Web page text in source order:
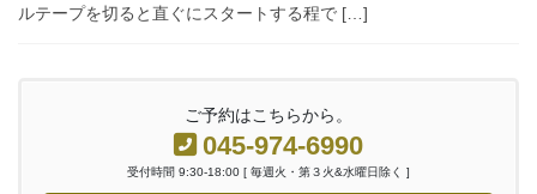
ルテープを切ると直ぐにスタートする程で […]
ご予約はこちらから。
045-974-6990
受付時間 9:30-18:00 [ 毎週火・第３火&水曜日除く ]